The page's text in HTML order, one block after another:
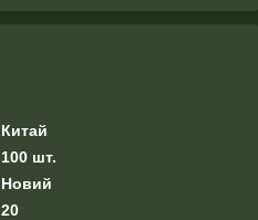
Китай
100 шт.
Новий
20